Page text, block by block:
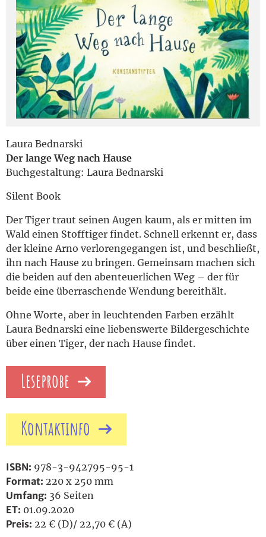
Laura Bednarski
Der lange Weg nach Hause
Buchgestaltung: Laura Bednarski
Silent Book
Der Tiger traut seinen Augen kaum, als er mitten im
Wald einen Stofftiger findet. Schnell erkennt er, dass
der kleine Arno verlorengegangen ist, und beschließt,
ihn nach Hause zu bringen. Gemeinsam machen sich
die beiden auf den abenteuerlichen Weg – der für
beide eine überraschende Wendung bereithält.
Ohne Worte, aber in leuchtenden Farben erzählt
Laura Bednarski eine liebenswerte Bildergeschichte
über einen Tiger, der nach Hause findet.
Leseprobe
Kontaktinfo
ISBN: 978-3-942795-95-1
Format: 220 x 250 mm
Umfang: 36 Seiten
ET: 01.09.2020
Preis: 22 € (D)/ 22,70 € (A)
English